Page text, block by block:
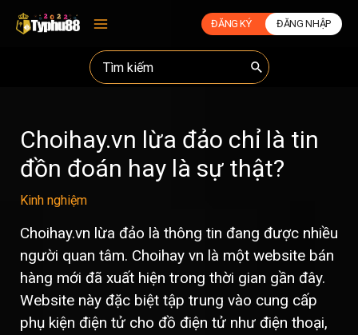
Menu
ĐĂNG KÝ ĐĂNG NHẬP
Search
for:
Choihay.vn lừa đảo chỉ là tin
đồn đoán hay là sự thật?
Kinh nghiệm
Choihay.vn lừa đảo là thông tin đang được nhiều
người quan tâm. Choihay vn là một website bán
hàng mới đã xuất hiện trong thời gian gần đây.
Website này đặc biệt tập trung vào cung cấp
phụ kiện điện tử cho đồ điện tử như điện thoại,